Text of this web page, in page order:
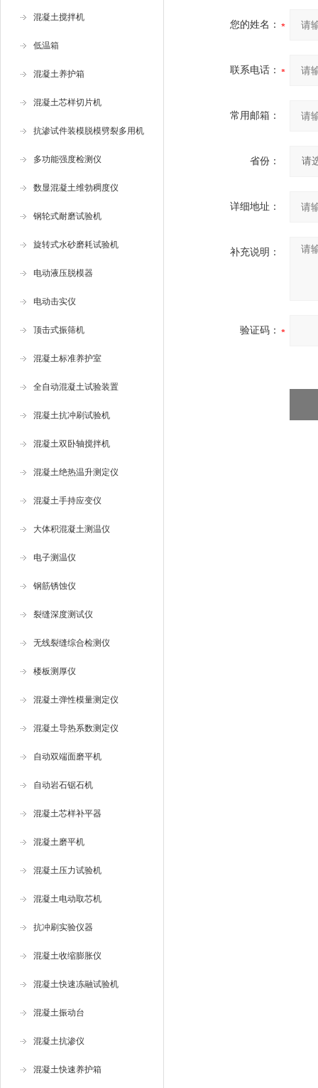
混凝土搅拌机
低温箱
混凝土养护箱
混凝土芯样切片机
抗渗试件装模脱模劈裂多用机
多功能强度检测仪
数显混凝土维勃稠度仪
钢轮式耐磨试验机
旋转式水砂磨耗试验机
电动液压脱模器
电动击实仪
顶击式振筛机
混凝土标准养护室
全自动混凝土试验装置
混凝土抗冲刷试验机
混凝土双卧轴搅拌机
混凝土绝热温升测定仪
混凝土手持应变仪
大体积混凝土测温仪
电子测温仪
钢筋锈蚀仪
裂缝深度测试仪
无线裂缝综合检测仪
楼板测厚仪
混凝土弹性模量测定仪
混凝土导热系数测定仪
自动双端面磨平机
自动岩石锯石机
混凝土芯样补平器
混凝土磨平机
混凝土压力试验机
混凝土电动取芯机
抗冲刷实验仪器
混凝土收缩膨胀仪
混凝土快速冻融试验机
混凝土振动台
混凝土抗渗仪
混凝土快速养护箱
您的姓名：
联系电话：
常用邮箱：
省份：
详细地址：
补充说明：
验证码：